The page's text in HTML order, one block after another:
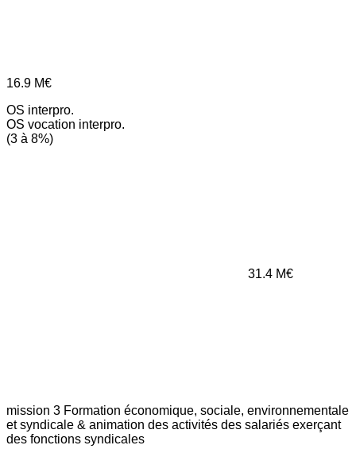
16.9 M€
OS interpro.
OS vocation interpro.
(3 à 8%)
31.4 M€
mission 3 Formation économique, sociale, environnementale
et syndicale & animation des activités des salariés exerçant
des fonctions syndicales